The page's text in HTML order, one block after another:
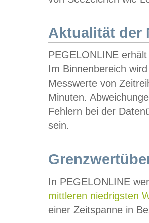
Aktualität der
PEGELONLINE
Im Binnenbereich
Messwerte von
Minuten.
Fehlern bei der
sein.
In PEGELONLINE
mittleren niedrigsten
einer Zeitspanne in